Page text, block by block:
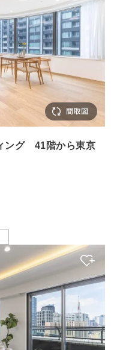
ング 41階から東京